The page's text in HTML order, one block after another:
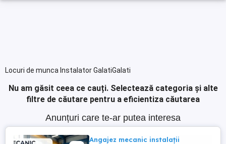
Locuri de munca Instalator GalatiGalati
Nu am găsit ceea ce cauți. Selectează categoria și alte
filtre de căutare pentru a eficientiza căutarea
Anunțuri care te-ar putea interesa
Angajez mecanic instalații